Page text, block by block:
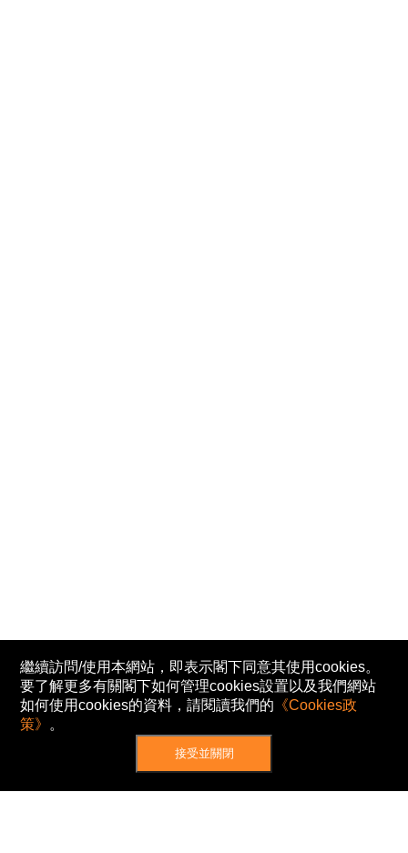
繼續訪問/使用本網站，即表示閣下同意其使用cookies。
要了解更多有關閣下如何管理cookies設置以及我們網站
如何使用cookies的資料，請閱讀我們的 《Cookies政
策》 。
接受並關閉